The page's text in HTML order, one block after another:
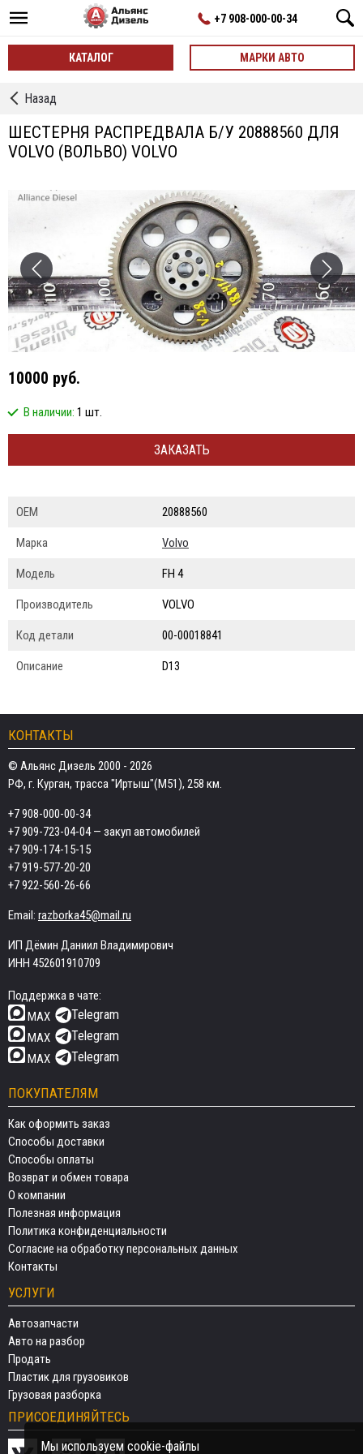
+7 908-000-00-34
КАТАЛОГ МАРКИ АВТО
←Назад
ШЕСТЕРНЯ РАСПРЕДВАЛА Б/У 20888560 ДЛЯ
VOLVO (ВОЛЬВО) VOLVO
10000 руб.
В наличии: 1 шт.
ЗАКАЗАТЬ
ОЕМ 20888560
Марка Volvo
Модель FH 4
Производитель VOLVO
Код детали 00-00018841
Описание D13
КОНТАКТЫ
© Альянс Дизель 2000 - 2026
РФ, г. Курган, трасса "Иртыш"(М51), 258 км.
+7 908-000-00-34
+7 909-723-04-04— закуп автомобилей
+7 909-174-15-15
+7 919-577-20-20
+7 922-560-26-66
Email: razborka45@mail.ru
ИП Дёмин Даниил Владимирович
ИНН 452601910709
Поддержка в чате:
MAX
Telegram
MAX Telegram
MAX Telegram
ПОКУПАТЕЛЯМ
Как оформить заказ
Способы доставки
Способы оплаты
Возврат и обмен товара
О компании
Полезная информация
Политика конфиденциальности
Согласие на обработку персональных данных
Контакты
УСЛУГИ
Автозапчасти
Авто на разбор
Продать
Пластик для грузовиков
Грузовая разборка
ПРИСОЕДИНЯЙТЕСЬ
Мы используем cookie-файлы